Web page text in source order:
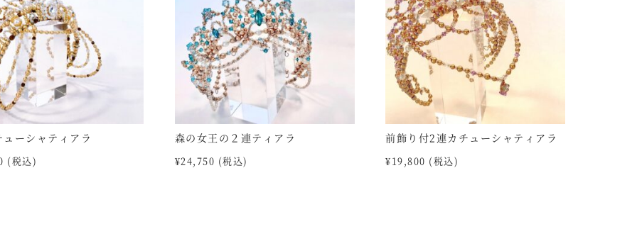
ーシャティアラ
(税込)
森の女王の２連ティアラ
¥24,750 (税込)
前飾り付2連カチューシャティアラ
¥19,800 (税込)